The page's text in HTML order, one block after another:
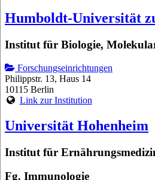
Humboldt-Universität
Institut für Biologie,
Forschungseinrichtungen
Philippstr. 13, Haus 14
10115 Berlin
Link zur Institution
Universität Hohenheim
Institut für
Fg. Immunologie